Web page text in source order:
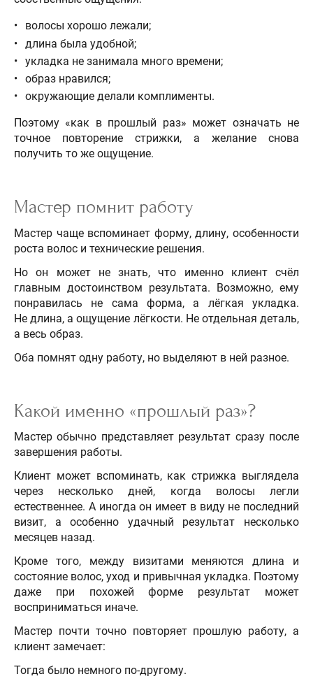
волосы хорошо лежали;
длина была удобной;
укладка не занимала много времени;
образ нравился;
окружающие делали комплименты.
Поэтому «как в прошлый раз» может означать не
точное повторение стрижки, а желание снова
получить то же ощущение.
Мастер помнит работу
Мастер чаще вспоминает форму, длину, особенности
роста волос и технические решения.
Но он может не знать, что именно клиент счёл
главным достоинством результата. Возможно, ему
понравилась не сама форма, а лёгкая укладка.
Не длина, а ощущение лёгкости. Не отдельная деталь,
а весь образ.
Оба помнят одну работу, но выделяют в ней разное.
Какой именно «прошлый раз»?
Мастер обычно представляет результат сразу после
завершения работы.
Клиент может вспоминать, как стрижка выглядела
через несколько дней, когда волосы легли
естественнее. А иногда он имеет в виду не последний
визит, а особенно удачный результат несколько
месяцев назад.
Кроме того, между визитами меняются длина и
состояние волос, уход и привычная укладка. Поэтому
даже при похожей форме результат может
восприниматься иначе.
Мастер почти точно повторяет прошлую работу, а
клиент замечает:
Тогда было немного по-другому.